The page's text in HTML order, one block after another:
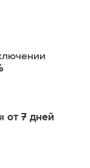
от 7 дней